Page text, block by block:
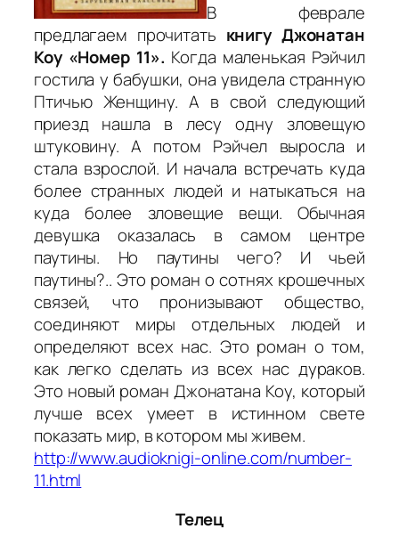
В феврале
предлагаем прочитать книгу Джонатан
Коу «Номер 11». Когда маленькая Рэйчил
гостила у бабушки, она увидела странную
Птичью Женщину. А в свой следующий
приезд нашла в лесу одну зловещую
штуковину. А потом Рэйчел выросла и
стала взрослой. И начала встречать куда
более странных людей и натыкаться на
куда более зловещие вещи. Обычная
девушка оказалась в самом центре
паутины. Но паутины чего? И чьей
паутины?.. Это роман о сотнях крошечных
связей, что пронизывают общество,
соединяют миры отдельных людей и
определяют всех нас. Это роман о том,
как легко сделать из всех нас дураков.
Это новый роман Джонатана Коу, который
лучше всех умеет в истинном свете
показать мир, в котором мы живем.
http://www.audioknigi-online.com/number-
11.html
Телец